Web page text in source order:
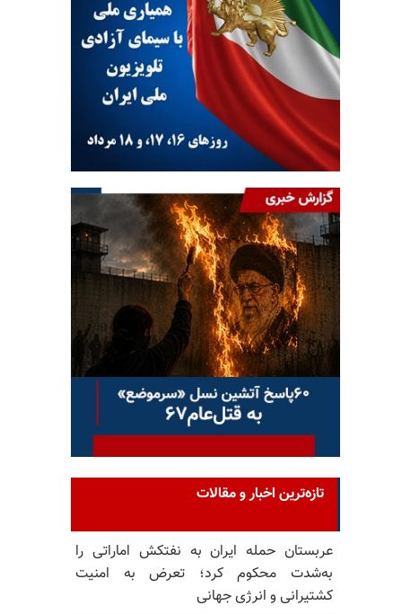
تازه‌ترین اخبار و مقالات
عربستان حمله ایران به نفتکش اماراتی را
به‌شدت محکوم کرد؛ تعرض به امنیت
کشتیرانی و انرژی جهانی